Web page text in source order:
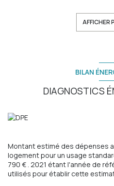
chambres dont une de 8.57m²
enfant ou de bureau. Proche
AFFICHER
BILAN
DIAGNOSTICS
Montant estimé des dépenses
logement pour un usage
790 € . 2021 étant l'année de
utilisés pour établir cette